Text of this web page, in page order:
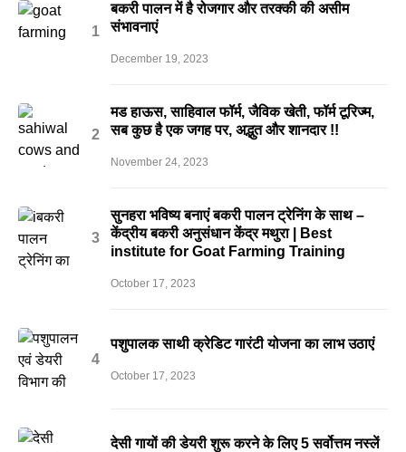
बकरी पालन में है रोजगार और तरक्की की असीम
संभावनाएं
December 19, 2023
मड हाऊस, साहिवाल फॉर्म, जैविक खेती, फॉर्म टूरिज्म,
सब कुछ है एक जगह पर, अद्भुत और शानदार !!
November 24, 2023
सुनहरा भविष्य बनाएं बकरी पालन ट्रेनिंग के साथ –
केंद्रीय बकरी अनुसंधान केंद्र मथुरा | Best
institute for Goat Farming Training
October 17, 2023
पशुपालक साथी क्रेडिट गारंटी योजना का लाभ उठाएं
October 17, 2023
देसी गायों की डेयरी शुरू करने के लिए 5 सर्वोत्तम नस्लें